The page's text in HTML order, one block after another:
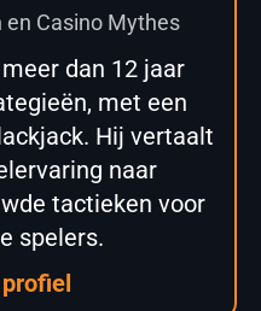
en Casino Mythes
dan 12 jaar
met een
Hij vertaalt
naar
tactieken voor
spelers.